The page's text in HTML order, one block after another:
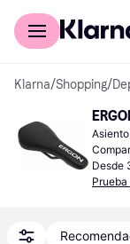
Comprar con Klarna
Klarna/Shopping/
Desde